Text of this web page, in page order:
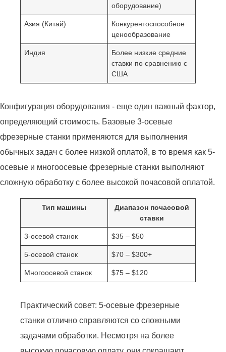
оборудование)
Азия (Китай)
Конкурентоспособное
ценообразование
Индия
Более низкие средние
ставки по сравнению с
США
Конфигурация оборудования - еще один важный фактор,
определяющий стоимость. Базовые 3-осевые
фрезерные станки применяются для выполнения
обычных задач с более низкой оплатой, в то время как 5-
осевые и многоосевые фрезерные станки выполняют
сложную обработку с более высокой почасовой оплатой.
Тип машины
Диапазон почасовой
ставки
3-осевой станок $35 – $50
5-осевой станок $70 – $300+
Многоосевой станок $75 – $120
Практический совет: 5-осевые фрезерные
станки отлично справляются со сложными
задачами обработки. Несмотря на более